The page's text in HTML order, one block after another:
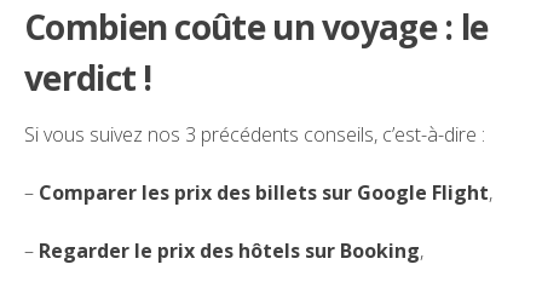
Combien coûte un voyage : le
verdict !
Si vous suivez nos 3 précédents conseils, c’est-à-dire :
– Comparer les prix des billets sur Google Flight,
– Regarder le prix des hôtels sur Booking,